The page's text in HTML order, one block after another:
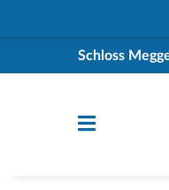
Schloss